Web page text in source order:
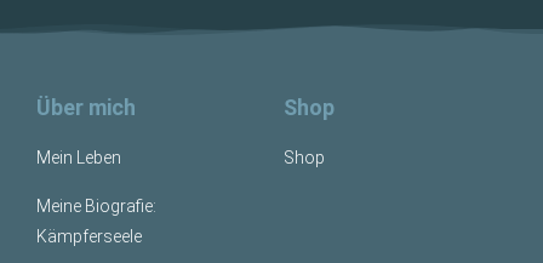
Über mich
Mein Leben
Meine Biografie:
Kämpferseele
Shop
Shop